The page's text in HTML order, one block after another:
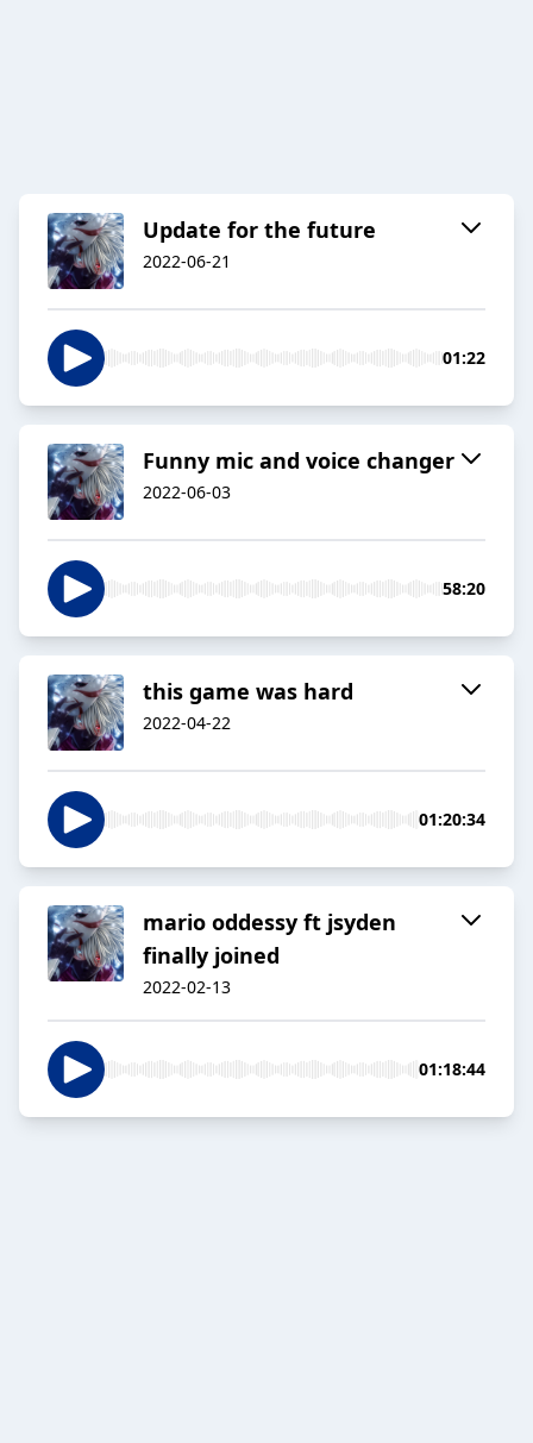
Update for the future
2022-06-21
01:22
Funny mic and voice changer
2022-06-03
58:20
this game was hard
2022-04-22
01:20:34
mario oddessy ft jsyden
finally joined
2022-02-13
01:18:44